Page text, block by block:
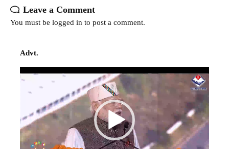
Leave a Comment
You must be logged in to post a comment.
Advt.
Video